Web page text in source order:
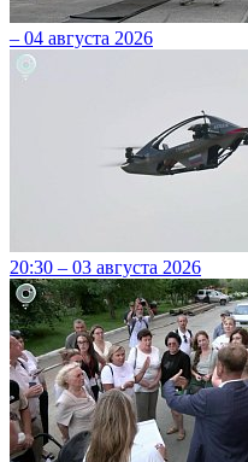
– 04 августа 2026
20:30 – 03 августа 2026